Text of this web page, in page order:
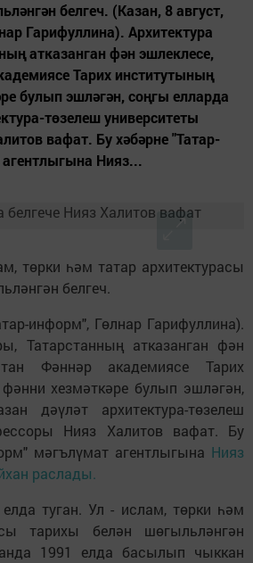
белгеч. (Казан, 8 август,
Гарифуллина). Архитектура
атказанган фән эшлеклесе,
Тарих институтының
булып эшләгән, соңгы елларда
төзелеш университеты
вафат. Бу хәбәрне "Татар-
Нияз...
төрки һәм татар архитектурасы
белгеч.
информ", Гөлнар Гарифуллина).
Татарстанның атказанган фән
Фәннәр академиясе Тарих
хезмәткәре булып эшләгән,
дәүләт архитектура-төзелеш
Нияз Халитов вафат. Бу
мәгълүмат агентлыгына Нияз
раслады.
туган. Ул - ислам, төрки һәм
тарихы белән шөгыльләнгән
1991 елда басылып чыккан